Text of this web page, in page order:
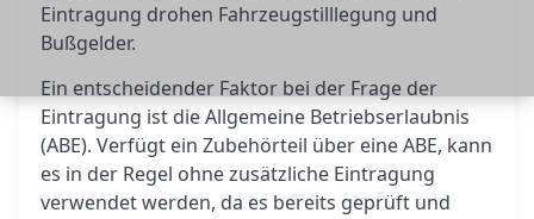
Eintragung drohen Fahrzeugstilllegung und
Bußgelder.
Ein entscheidender Faktor bei der Frage der
Eintragung ist die Allgemeine Betriebserlaubnis
(ABE). Verfügt ein Zubehörteil über eine ABE, kann
es in der Regel ohne zusätzliche Eintragung
verwendet werden, da es bereits geprüft und